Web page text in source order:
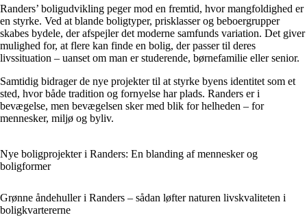
Randers’ boligudvikling peger mod en fremtid, hvor mangfoldighed er
en styrke. Ved at blande boligtyper, prisklasser og beboergrupper
skabes bydele, der afspejler det moderne samfunds variation. Det giver
mulighed for, at flere kan finde en bolig, der passer til deres
livssituation – uanset om man er studerende, børnefamilie eller senior.
Samtidig bidrager de nye projekter til at styrke byens identitet som et
sted, hvor både tradition og fornyelse har plads. Randers er i
bevægelse, men bevægelsen sker med blik for helheden – for
mennesker, miljø og byliv.
Nye boligprojekter i Randers: En blanding af mennesker og
boligformer
Grønne åndehuller i Randers – sådan løfter naturen livskvaliteten i
boligkvartererne